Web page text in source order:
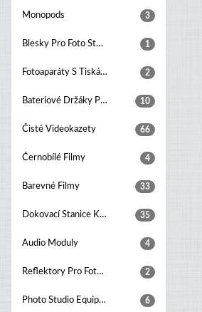
Monopods 3
Blesky Pro Foto Studia 1
Fotoaparáty S Tiskárnou 2
Bateriové Držáky Pro Digitální Fotoaparáty 10
Čisté Videokazety 66
Černobílé Filmy 4
Barevné Filmy 33
Dokovací Stanice K Fotoaparátu 35
Audio Moduly 4
Reflektory Pro Foto Studia 2
Photo Studio Equipment Sets 6